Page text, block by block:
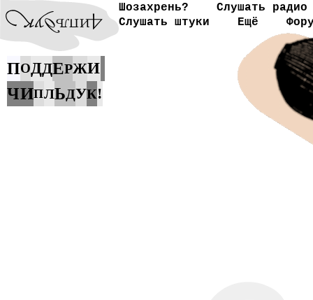
Шозахрень?
Слушать радио
Слушать штуки
Ещё
ПОДДЕРЖИ
ЧИПЛЬДУК!